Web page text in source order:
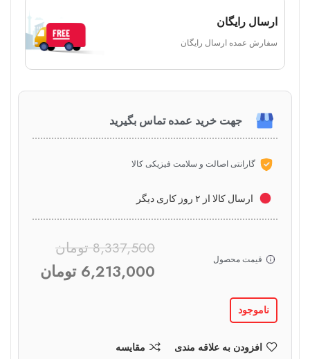
ارسال رایگان
سفارش عمده ارسال رایگان
جهت خرید عمده تماس بگیرید
گارانتی اصالت و سلامت فیزیکی کالا
ارسال کالا از ۲ روز کاری دیگر
قیمت محصول
8,337,500 تومان
6,213,000 تومان
ناموجود
افزودن به علاقه مندی مقایسه